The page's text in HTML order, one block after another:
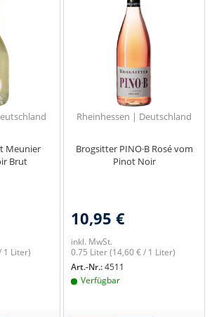
Meunier
Brut
1 Liter)
Rheinhessen | Deutschland
Brogsitter PINO·B Rosé vom
Pinot Noir
10,95 €
inkl. MwSt.
0.75 Liter(14,60 € / 1 Liter)
Art.-Nr.:4511
Verfügbar